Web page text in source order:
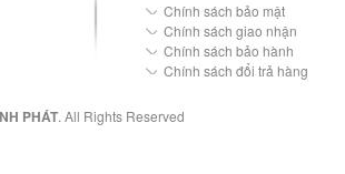
Chính sách bảo mật
Chính sách giao nhận
Chính sách bảo hành
Chính sách đổi trả hàng
PHÁT. All Rights Reserved